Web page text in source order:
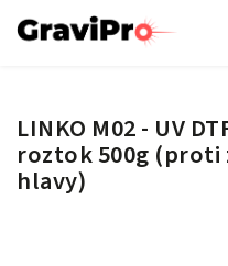
LINKO M02 - UV
roztok 500g (proti
hlavy)